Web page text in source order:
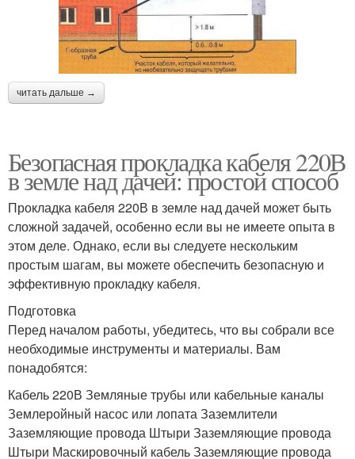
читать дальше →
Безопасная прокладка кабеля 220В
в земле над дачей: простой способ
Прокладка кабеля 220В в земле над дачей может быть
сложной задачей, особенно если вы не имеете опыта в
этом деле. Однако, если вы следуете нескольким
простым шагам, вы можете обеспечить безопасную и
эффективную прокладку кабеля.
Подготовка
Перед началом работы, убедитесь, что вы собрали все
необходимые инструменты и материалы. Вам
понадобятся:
Кабель 220В Земляные трубы или кабельные каналы
Землеройный насос или лопата Заземлители
Заземляющие провода Штыри Заземляющие провода
Штыри Маскировочный кабель Заземляющие провода